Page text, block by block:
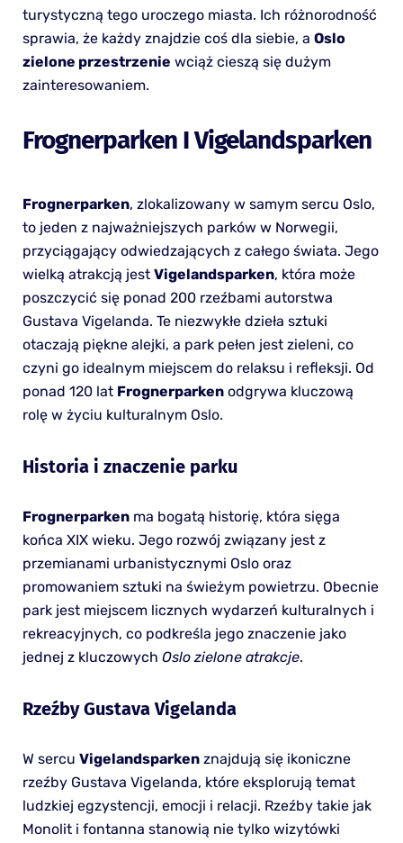
turystyczną tego uroczego miasta. Ich różnorodność
sprawia, że każdy znajdzie coś dla siebie, a Oslo
zielone przestrzenie wciąż cieszą się dużym
zainteresowaniem.
Frognerparken I Vigelandsparken
Frognerparken, zlokalizowany w samym sercu Oslo,
to jeden z najważniejszych parków w Norwegii,
przyciągający odwiedzających z całego świata. Jego
wielką atrakcją jest Vigelandsparken, która może
poszczycić się ponad 200 rzeźbami autorstwa
Gustava Vigelanda. Te niezwykłe dzieła sztuki
otaczają piękne alejki, a park pełen jest zieleni, co
czyni go idealnym miejscem do relaksu i refleksji. Od
ponad 120 lat Frognerparkenodgrywa kluczową
rolę w życiu kulturalnym Oslo.
Historia i znaczenie parku
Frognerparkenma bogatą historię, która sięga
końca XIX wieku. Jego rozwój związany jest z
przemianami urbanistycznymi Oslo oraz
promowaniem sztuki na świeżym powietrzu. Obecnie
park jest miejscem licznych wydarzeń kulturalnych i
rekreacyjnych, co podkreśla jego znaczenie jako
jednej z kluczowych Oslo zielone atrakcje.
Rzeźby Gustava Vigelanda
W sercu Vigelandsparkenznajdują się ikoniczne
rzeźby Gustava Vigelanda, które eksplorują temat
ludzkiej egzystencji, emocji i relacji. Rzeźby takie jak
Monolit i fontanna stanowią nie tylko wizytówki